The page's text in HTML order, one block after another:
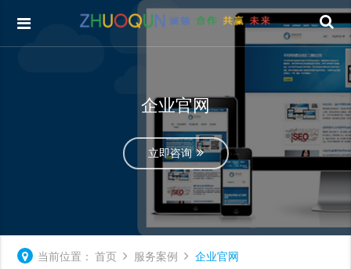
企业官网
立即咨询
当前位置： 首页 服务案例 企业官网